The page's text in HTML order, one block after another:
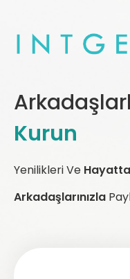
Kurun
Yenilikleri Ve
Arkadaşlarınızla